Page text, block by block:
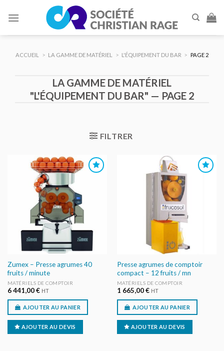
ACCUEIL > LA GAMME DE MATÉRIEL > L'ÉQUIPEMENT DU BAR > PAGE 2
LA GAMME DE MATÉRIEL
"L'ÉQUIPEMENT DU BAR" — PAGE 2
FILTRER
AU DEVIS
Zumex – Presse agrumes 40
fruits / minute
MATÉRIELS DE COMPTOIR
6 441,00€ HT
AJOUTER AU PANIER
AJOUTER AU DEVIS
AJOUTER
AU DEVIS
Presse agrumes de comptoir
compact – 12 fruits / mn
MATÉRIELS DE COMPTOIR
1 665,00€ HT
AJOUTER AU PANIER
AJOUTER AU DEVIS